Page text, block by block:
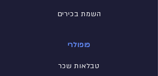
השמת בכירים
פופולרי
טבלאות שכר